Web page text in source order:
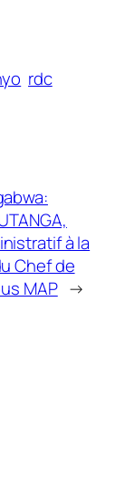
rdc
à la
Chef de
MAP →